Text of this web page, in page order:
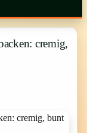
cremig,